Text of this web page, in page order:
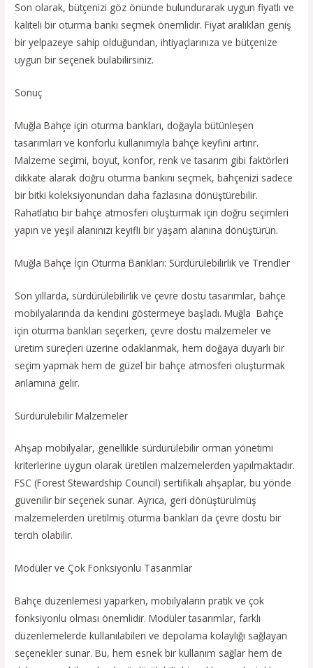
Son olarak, bütçenizi göz önünde bulundurarak uygun fiyatlı ve
kaliteli bir oturma bankı seçmek önemlidir. Fiyat aralıkları geniş
bir yelpazeye sahip olduğundan, ihtiyaçlarınıza ve bütçenize
uygun bir seçenek bulabilirsiniz.
Sonuç
Muğla Bahçe için oturma bankları, doğayla bütünleşen
tasarımları ve konforlu kullanımıyla bahçe keyfini artırır.
Malzeme seçimi, boyut, konfor, renk ve tasarım gibi faktörleri
dikkate alarak doğru oturma bankını seçmek, bahçenizi sadece
bir bitki koleksiyonundan daha fazlasına dönüştürebilir.
Rahatlatıcı bir bahçe atmosferi oluşturmak için doğru seçimleri
yapın ve yeşil alanınızı keyifli bir yaşam alanına dönüştürün.
Muğla Bahçe İçin Oturma Bankları: Sürdürülebilirlik ve Trendler
Son yıllarda, sürdürülebilirlik ve çevre dostu tasarımlar, bahçe
mobilyalarında da kendini göstermeye başladı. Muğla Bahçe
için oturma bankları seçerken, çevre dostu malzemeler ve
üretim süreçleri üzerine odaklanmak, hem doğaya duyarlı bir
seçim yapmak hem de güzel bir bahçe atmosferi oluşturmak
anlamına gelir.
Sürdürülebilir Malzemeler
Ahşap mobilyalar, genellikle sürdürülebilir orman yönetimi
kriterlerine uygun olarak üretilen malzemelerden yapılmaktadır.
FSC (Forest Stewardship Council) sertifikalı ahşaplar, bu yönde
güvenilir bir seçenek sunar. Ayrıca, geri dönüştürülmüş
malzemelerden üretilmiş oturma bankları da çevre dostu bir
tercih olabilir.
Modüler ve Çok Fonksiyonlu Tasarımlar
Bahçe düzenlemesi yaparken, mobilyaların pratik ve çok
fonksiyonlu olması önemlidir. Modüler tasarımlar, farklı
düzenlemelerde kullanılabilen ve depolama kolaylığı sağlayan
seçenekler sunar. Bu, hem esnek bir kullanım sağlar hem de